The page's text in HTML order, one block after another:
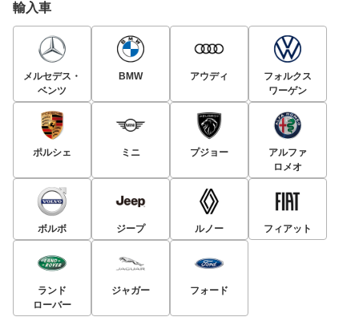
輸入車
メルセデス・
ベンツ
BMW アウディ
フォルクス
ワーゲン
ポルシェ ミニ プジョー
アルファ
ロメオ
ボルボ ジープ ルノー フィアット
ランド
ローバー
ジャガー フォード